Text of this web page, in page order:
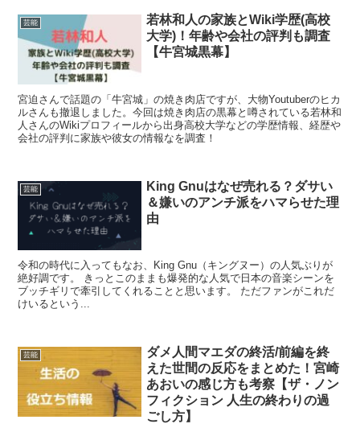
芸能
若林和人の家族とWiki学歴(高校
大学)！年齢や会社の評判も調査
【牛宮城黒幕】
宮迫さんで話題の「牛宮城」の焼き肉店ですが、大物Youtuberのヒカ
ルさんも撤退しました。今回は焼き肉店の黒幕と噂されている若林和
人さんのWikiプロフィールから出身高校大学などの学歴情報、経歴や
会社の評判に家族や彼女の情報なを調査！
芸能
King Gnuはなぜ売れる？ダサい
＆嫌いのアンチ派をハマらせた理
由
令和の時代に入ってもなお、King Gnu（キングヌー）の人気ぶりが
絶好調です。 きっとこのままも爆発的な人気で日本の音楽シーンを
ブッチギリで牽引してくれることと思います。 ただファンがこれだ
けいるという...
芸能
ダメ人間マエダの終活/前編を終
えた世間の反応をまとめた！宮崎
あおいの感じ方も考察【ザ・ノン
フィクション 人生の終わりの過
ごし方】